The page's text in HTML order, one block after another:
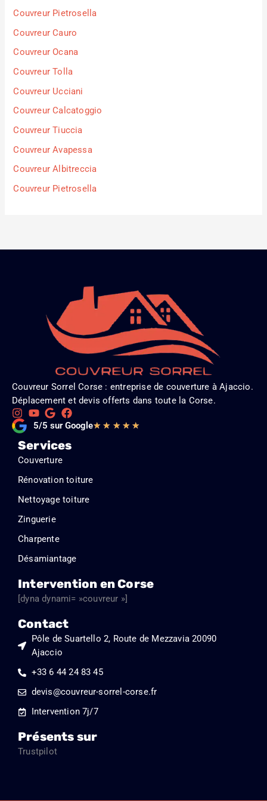
Couvreur Pietrosella
Couvreur Cauro
Couvreur Ocana
Couvreur Tolla
Couvreur Ucciani
Couvreur Calcatoggio
Couvreur Tiuccia
Couvreur Avapessa
Couvreur Albitreccia
Couvreur Pietrosella
Couvreur Sorrel Corse : entreprise de couverture à Ajaccio.
Déplacement et devis offerts dans toute la Corse.
5/5 sur Google★ ★ ★ ★ ★Noté
Services
Couverture
Rénovation toiture
Nettoyage toiture
Zinguerie
Charpente
Désamiantage
Intervention en Corse
[dyna dynami= »couvreur »]
Contact
Pôle de Suartello 2, Route de Mezzavia 20090
Ajaccio
+33 6 44 24 83 45
devis@couvreur-sorrel-corse.fr
Intervention 7j/7
Présents sur
Trustpilot